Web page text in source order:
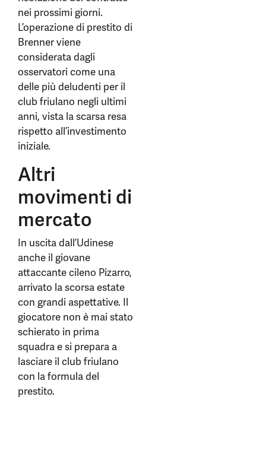
nei prossimi giorni.
L’operazione di prestito di
Brenner viene
considerata dagli
osservatori come una
delle più deludenti per il
club friulano negli ultimi
anni, vista la scarsa resa
rispetto all’investimento
iniziale.
Altri
movimenti di
mercato
In uscita dall’Udinese
anche il giovane
attaccante cileno Pizarro,
arrivato la scorsa estate
con grandi aspettative. Il
giocatore non è mai stato
schierato in prima
squadra e si prepara a
lasciare il club friulano
con la formula del
prestito.